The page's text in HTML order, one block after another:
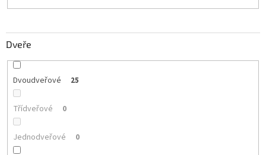
Dveře
Dvoudveřové 25
Třídveřové 0
Jednodveřové 0